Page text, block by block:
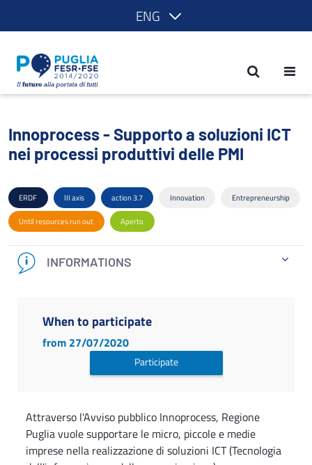
ENG
Innoprocess - Supporto a soluzioni
Innoprocess - Supporto a soluzioni ICT
nei processi produttivi delle PMI
ERDF III axis action 3.7 Innovation Entrepreneurship
Until resources run out Aperto
INFORMATIONS
When to participate
from 27/07/2020
Participate
Attraverso l'Avviso pubblico Innoprocess, Regione
Puglia vuole supportare le micro, piccole e medie
imprese nella realizzazione di soluzioni ICT (Tecnologia